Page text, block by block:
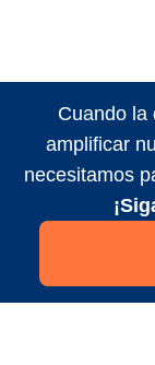
Cuando la
amplificar
necesitamos